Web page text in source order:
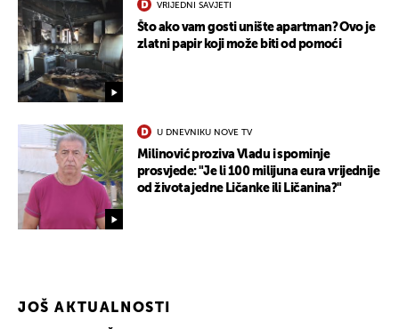
VRIJEDNI SAVJETI
Što ako vam gosti unište apartman? Ovo je
zlatni papir koji može biti od pomoći
U DNEVNIKU NOVE TV
Milinović proziva Vladu i spominje
prosvjede: "Je li 100 milijuna eura vrijednije
od života jedne Ličanke ili Ličanina?"
JOŠ AKTUALNOSTI